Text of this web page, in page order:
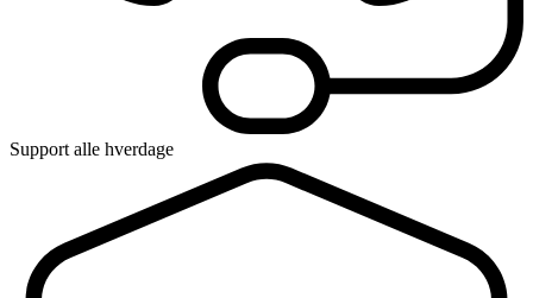
Support alle hverdage